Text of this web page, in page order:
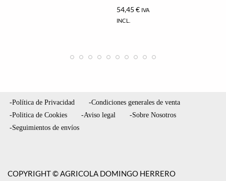
54,45€ IVA
INCL.
-Política de Privacidad
-Condiciones generales de venta
-Politica de Cookies
-Aviso legal
-Sobre Nosotros
-Seguimientos de envíos
COPYRIGHT © AGRICOLA DOMINGO HERRERO